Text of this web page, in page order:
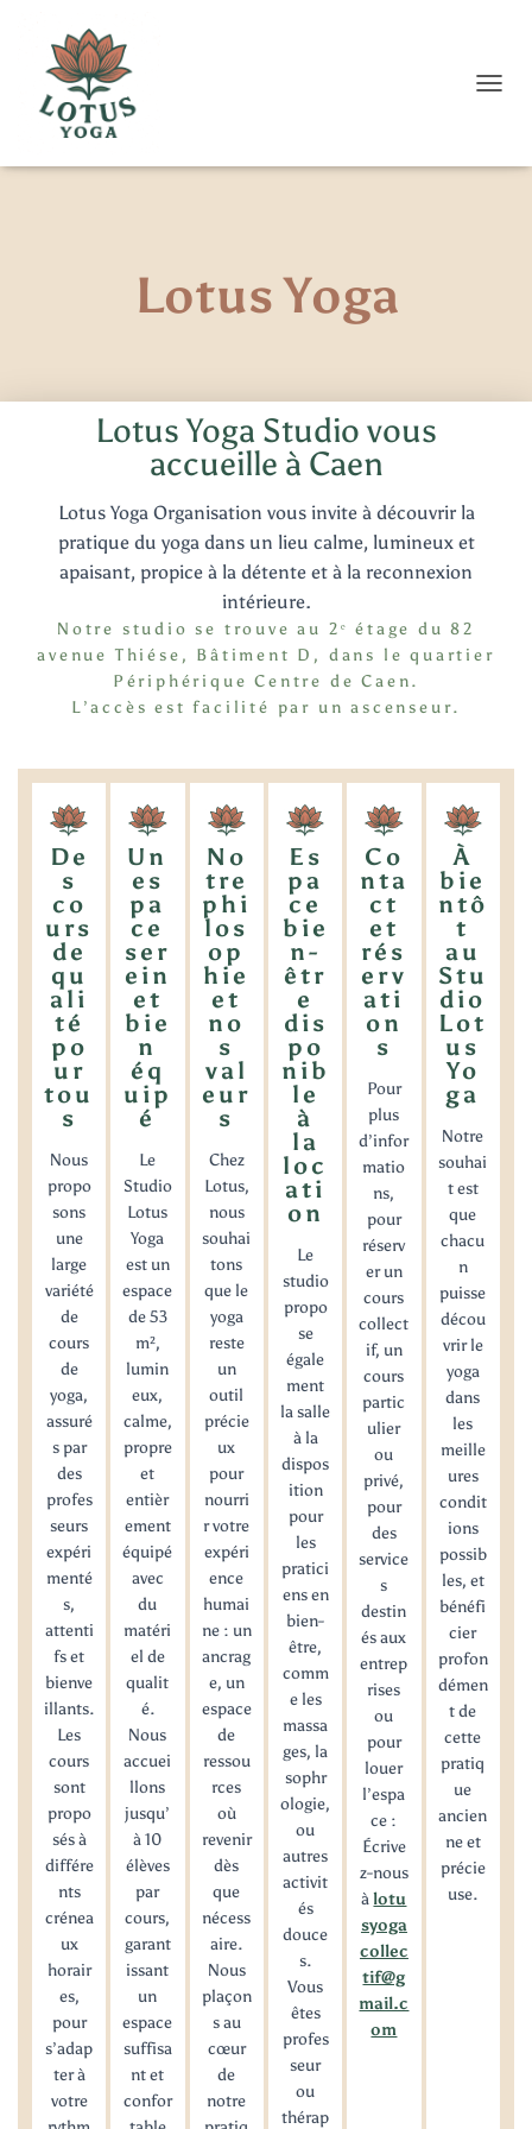
L
Lotus Yoga
Lotus Yoga Studio vous
accueille à Caen
Lotus Yoga Organisation vous invite à découvrir la
pratique du yoga dans un lieu calme, lumineux et
apaisant, propice à la détente et à la reconnexion
intérieure.
Notre studio se trouve au 2ᵉ étage du 82
avenue Thiése, Bâtiment D, dans le quartier
Périphérique Centre de Caen.
L’accès est facilité par un ascenseur.
De
s
co
urs
de
qu
ali
té
po
ur
tou
s
Nous
propo
sons
une
large
variété
de
cours
de
yoga,
assuré
s par
des
profes
seurs
expéri
menté
s,
attenti
fs et
bienve
illants.
Les
cours
sont
propo
sés à
différe
nts
crénea
ux
horair
es,
pour
s’adap
ter à
votre
Un
es
pa
ce
ser
ein
et
bie
n
éq
uip
é
Le
Studio
Lotus
Yoga
est un
espace
de 53
m²,
lumin
eux,
calme,
propre
et
entièr
ement
équipé
avec
du
matéri
el de
qualit
é.
Nous
accuei
llons
jusqu’
à 10
élèves
par
cours,
garant
issant
un
espace
suffisa
nt et
confor
No
tre
phi
los
op
hie
et
no
s
val
eur
s
Chez
Lotus,
nous
souhai
tons
que le
yoga
reste
un
outil
précie
ux
pour
nourri
r votre
expéri
ence
humai
ne : un
ancrag
e, un
espace
de
ressou
rces
où
revenir
dès
que
nécess
aire.
Nous
plaçon
s au
cœur
de
notre
Es
pa
ce
bie
n-
êtr
e
dis
po
nib
le
à
la
loc
ati
on
Le
studio
propo
se
égale
ment
la salle
à la
dispos
ition
pour
les
pratici
ens en
bien-
être,
comm
e les
massa
ges, la
sophr
ologie,
ou
autres
activit
és
douce
s.
Vous
êtes
profes
seur
ou
thérap
Co
nta
ct
et
rés
erv
ati
on
s
Pour
plus
d’infor
matio
ns,
pour
réserv
er un
cours
collect
if, un
cours
partic
ulier
ou
privé,
pour
des
service
s
destin
és aux
entrep
rises
ou
pour
louer
l’espa
ce :
Écrive
z-nous
àlotu
syoga
collec
tif@g
mail.c
om
À
bie
ntô
t
au
Stu
dio
Lot
us
Yo
ga
Notre
souhai
t est
que
chacu
n
puisse
décou
vrir le
yoga
dans
les
meille
ures
condit
ions
possib
les, et
bénéfi
cier
profon
démen
t de
cette
pratiq
ue
ancien
ne et
précie
use.